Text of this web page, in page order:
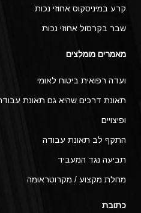
קרע במיניסקוס אחוזי נכות
שבר בקרסול אחוזי נכות
מאמרים מומלצים
ועדה רפואית ביטוח לאומי
תאונת דרכים שהיא גם תאונת
ופיצויים
התקף לב תאונת עבודה
תביעה נגד המעביד
מחלת מקצוע / מקרוטראומה
כתובת